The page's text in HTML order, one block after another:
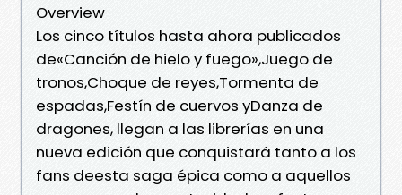
Overview
Los cinco títulos hasta ahora publicados
de«Canción de hielo y fuego»,Juego de
tronos,Choque de reyes,Tormenta de
espadas,Festín de cuervos yDanza de
dragones, llegan a las librerías en una
nueva edición que conquistará tanto a los
fans deesta saga épica como a aquellos